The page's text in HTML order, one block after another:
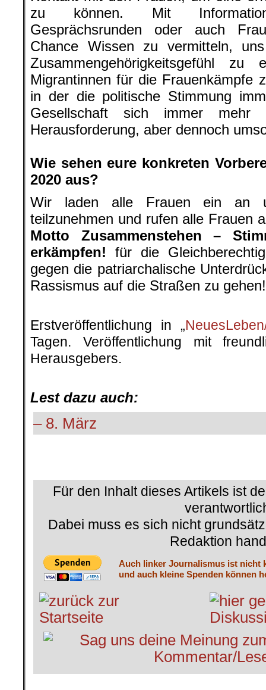
zu können. Mit
Gesprächsrunden oder auch
Chance Wissen zu vermitteln,
Zusammengehörigkeitsgefühl zu
Migrantinnen für die Frauenkämpfe
in der die politische Stimmung
Gesellschaft sich immer
Herausforderung, aber dennoch
Wie sehen eure konkreten
2020 aus?
Wir laden alle Frauen ein an
teilzunehmen und rufen alle Frauen
Motto Zusammenstehen –
erkämpfen! für die
gegen die patriarchalische
Rassismus auf die Straßen zu gehen!
Erstveröffentlichung in „
Tagen. Veröffentlichung mit
Herausgebers.
Lest dazu auch:
– 8. März
Für den Inhalt dieses Artikels ist
Dabei muss es sich nicht
Redaktion
Auch linker Journalismus ist nicht
und auch kleine Spenden können